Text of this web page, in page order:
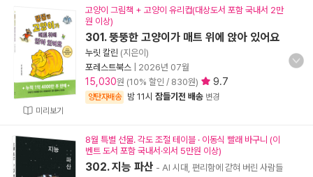
미리보기
고양이 그림책 + 고양이 유리컵(대상도서 포함 국내서 2만
원 이상)
301. 뚱뚱한 고양이가 매트 위에 앉아 있어요
누릿 칼린 (지은이)
포레스트북스
2026년 07월
15,030원 (10% 할인 / 830원) 9.7
양탄자배송 밤 11시 잠들기전 배송 변경
8월 특별 선물. 각도 조절 테이블 · 이동식 빨래 바구니 (이
벤트 도서 포함 국내서·외서 5만원 이상)
302. 지능 파산 - AI 시대, 편리함에 갇혀 버린 사람들